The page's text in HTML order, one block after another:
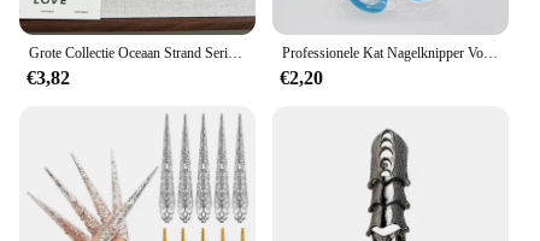
Grote Collectie Oceaan Strand Serie Haarklauw Hippocampus Kwallen Dolfijn Acetaat Haarklauw Clip Voor Vrouwen Meisje Haaraccessoires
€3,82
Professionele Kat Nagelknipper Voor Kleine Kat Hond Rvs Puppy Klauwen Cutter Huisdier Nagel Trimmer Trimmer
€2,20